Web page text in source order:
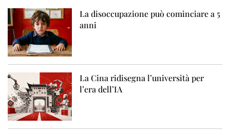
La disoccupazione può cominciare a 5
anni
La Cina ridisegna l’università per
l’era dell’IA